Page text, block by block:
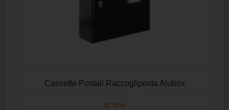
Cassette Postali Raccogliposta Alubox
SCOPRI